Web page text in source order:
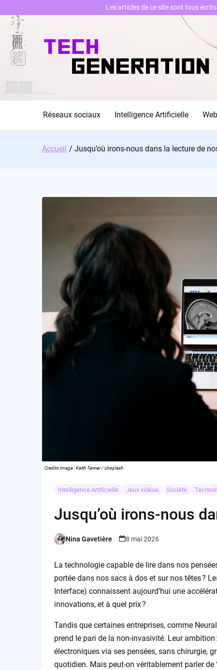
Skip
content
Réseaux sociaux Intelligence Artificielle
Accueil Jusqu’où irons-nous dans la lecture de
Credits image : Keith Tanner / Unsplash
Intelligence Artificielle Jeux vidéos Société
Jusqu’où irons-nous
Posted
Nina Gavetière 8 mai 2026
La technologie capable de lire dans nos
portée dans nos sacs à dos et sur nos têtes ?
Interface) connaissent aujourd’hui une
innovations, et à quel prix ?
Tandis que certaines entreprises, comme
prend le pari de la non-invasivité. Leur
électroniques via ses pensées, sans chirurgie,
quotidien. Mais peut-on véritablement parler de
Les articles de ce site sont tous